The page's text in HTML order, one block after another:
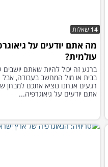
14 שאלות
מה אתם יודעים על
עולמית?
ברגע זה יכול להיות שאתם
בבית או מול המחשב בעבודה, אבל
רגעים אנחנו נוציא אתכם למבחן
אתם יודעים על גיאוגרפיה...